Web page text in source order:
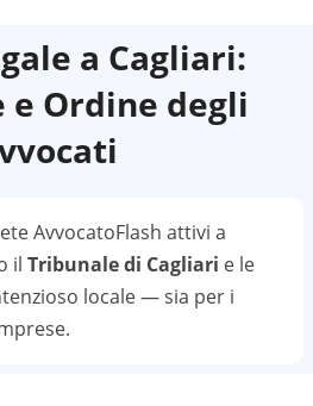
a Cagliari:
e Ordine degli
AvvocatoFlash attivi a
il Tribunale di Cagliari e le
locale — sia per i